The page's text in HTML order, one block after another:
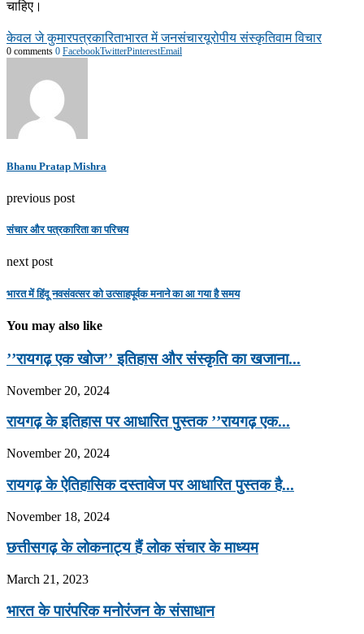
चाहिए।
केवल जे कुमारपत्रकारिताभारत में जनसंचारयूरोपीय संस्कृतिवाम विचार
0 comments 0 FacebookTwitterPinterestEmail
Bhanu Pratap Mishra
previous post
संचार और पत्रकारिता का परिचय
next post
भारत में हिंदू नवसंवत्सर को उत्साहपूर्वक मनाने का आ गया है समय
You may also like
’’रायगढ़ एक खोज’’ इतिहास और संस्कृति का खजाना...
November 20, 2024
रायगढ़ के इतिहास पर आधारित पुस्तक ’’रायगढ़ एक...
November 20, 2024
रायगढ़ के ऐतिहासिक दस्तावेज पर आधारित पुस्तक है...
November 18, 2024
छत्तीसगढ़ के लोकनाट्य हैं लोक संचार के माध्यम
March 21, 2023
भारत के पारंपरिक मनोरंजन के संसाधान